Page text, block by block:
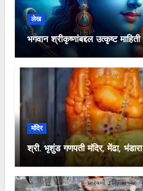
लेख
भगवान श्रीकृष्णांबद्दल उत्कृष्ट माहिती
मंदिर
श्री. भृशुंड गणपती मंदिर, मेंढा, भंडारा